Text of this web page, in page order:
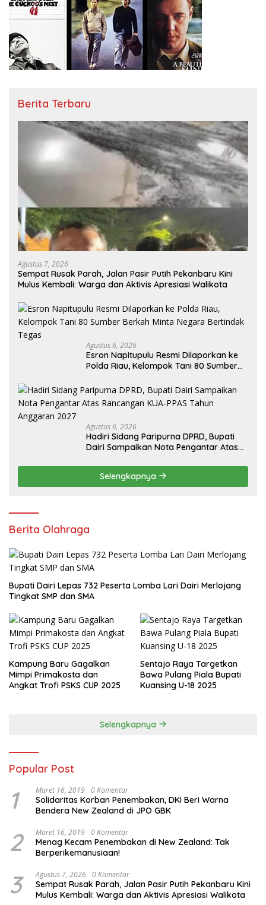
Berita Terbaru
Agustus 7, 2026
Sempat Rusak Parah, Jalan Pasir Putih Pekanbaru Kini
Mulus Kembali: Warga dan Aktivis Apresiasi Walikota
Agustus 6, 2026
Esron Napitupulu Resmi Dilaporkan ke
Polda Riau, Kelompok Tani 80 Sumber
Agustus 6, 2026
Hadiri Sidang Paripurna DPRD, Bupati
Dairi Sampaikan Nota Pengantar Atas
2027
Selengkapnya
Berita Olahraga
Bupati Dairi Lepas 732 Peserta Lomba Lari Dairi Merlojang
Tingkat SMP dan SMA
Kampung Baru Gagalkan
Mimpi Primakosta dan
Angkat Trofi PSKS CUP 2025
Sentajo Raya Targetkan
Bawa Pulang Piala Bupati
Kuansing U-18 2025
Selengkapnya
Popular Post
1 Maret 16, 2019 0 Komentar
Solidaritas Korban Penembakan, DKI Beri Warna
Bendera New Zealand di JPO GBK
2 Maret 16, 2019 0 Komentar
Menag Kecam Penembakan di New Zealand: Tak
Berperikemanusiaan!
3 Agustus 7, 2026 0 Komentar
Sempat Rusak Parah, Jalan Pasir Putih Pekanbaru Kini
Mulus Kembali: Warga dan Aktivis Apresiasi Walikota